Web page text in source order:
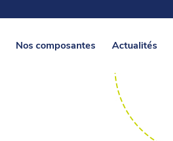
Nos composantes Actualités